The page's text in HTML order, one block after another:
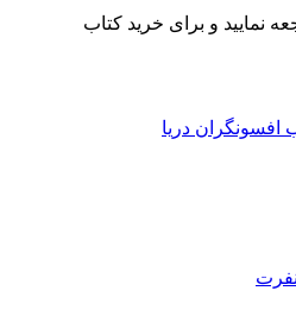
نمایید و برای خرید کتاب
افسونگران دریا